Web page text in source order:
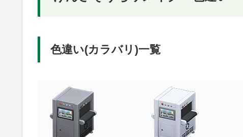
色違い(カラバリ)一覧